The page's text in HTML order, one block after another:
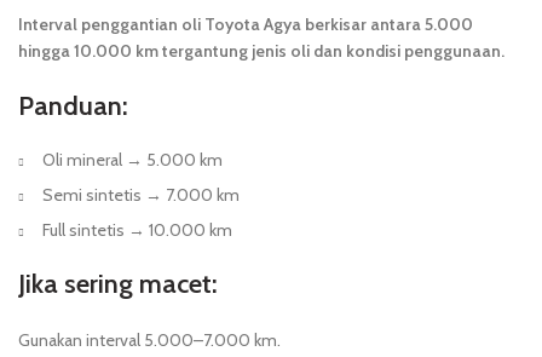
Interval penggantian oli Toyota Agya berkisar antara 5.000
hingga 10.000 km tergantung jenis oli dan kondisi penggunaan.
Panduan:
Oli mineral → 5.000 km
Semi sintetis → 7.000 km
Full sintetis → 10.000 km
Jika sering macet:
Gunakan interval 5.000–7.000 km.